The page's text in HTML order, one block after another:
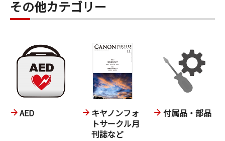
その他カテゴリー
AED
キヤノンフォ
トサークル月
刊誌など
付属品・部品